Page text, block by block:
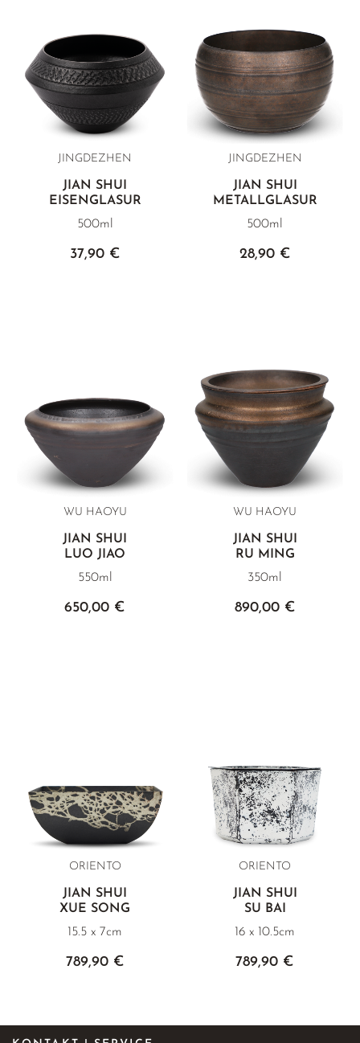
JINGDEZHEN
JIAN SHUI
EISENGLASUR
500ml
37,90 €
JINGDEZHEN
JIAN SHUI
METALLGLASUR
500ml
28,90 €
WU HAOYU
JIAN SHUI
LUO JIAO
550ml
650,00 €
WU HAOYU
JIAN SHUI
RU MING
350ml
890,00 €
ORIENTO
JIAN SHUI
XUE SONG
15.5 x 7cm
789,90 €
ORIENTO
JIAN SHUI
SU BAI
16 x 10.5cm
789,90 €